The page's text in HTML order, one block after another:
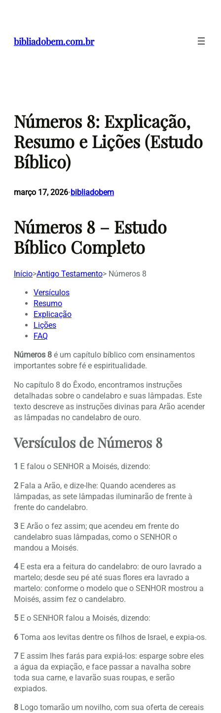
conteúdo
bibliadobem.com.br
Números 8: Explicação,
Resumo e Lições (Estudo
Bíblico)
março 17, 2026•bibliadobem
Números 8 – Estudo
Bíblico Completo
Início>Antigo Testamento> Números 8
Versículos
Resumo
Explicação
Lições
FAQ
Números 8 é um capítulo bíblico com ensinamentos
importantes sobre fé e espiritualidade.
No capítulo 8 do Êxodo, encontramos instruções
detalhadas sobre o candelabro e suas lâmpadas. Este
texto descreve as instruções divinas para Arão acender
as lâmpadas no candelabro de ouro.
Versículos de Números 8
1 E falou o SENHOR a Moisés, dizendo:
2 Fala a Arão, e dize-lhe: Quando acenderes as
lâmpadas, as sete lâmpadas iluminarão de frente à
frente do candelabro.
3 E Arão o fez assim; que acendeu em frente do
candelabro suas lâmpadas, como o SENHOR o
mandou a Moisés.
4E esta era a feitura do candelabro: de ouro lavrado a
martelo; desde seu pé até suas flores era lavrado a
martelo: conforme o modelo que o SENHOR mostrou a
Moisés, assim fez o candelabro.
5 E o SENHOR falou a Moisés, dizendo:
6 Toma aos levitas dentre os filhos de Israel, e expia-os.
7 E assim lhes farás para expiá-los: esparge sobre eles
a água da expiação, e face passar a navalha sobre
toda sua carne, e lavarão suas roupas, e serão
expiados.
8 Logo tomarão um novilho, com sua oferta de cereais